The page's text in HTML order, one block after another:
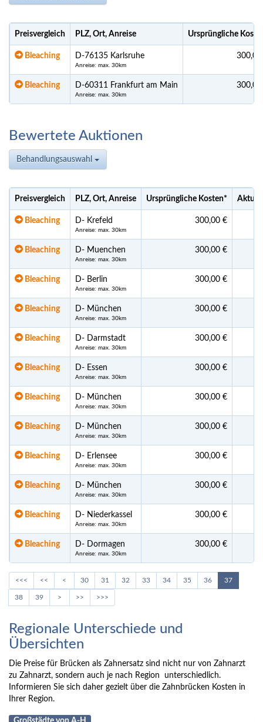
Preisvergleich PLZ, Ort, Anreise Ursprüngliche
Bleaching D-76135 Karlsruhe
Anreise: max. 30km
Bleaching D-60311 Frankfurt am Main
Anreise: max. 30km
Bewertete Auktionen
Behandlungsauswahl
Preisvergleich PLZ, Ort, Anreise Ursprüngliche Kosten*
Bleaching D- Krefeld
Anreise: max. 30km
300,00 €
Bleaching D- Muenchen
Anreise: max. 30km
300,00 €
Bleaching D- Berlin
Anreise: max. 30km
300,00 €
Bleaching D- München
Anreise: max. 30km
300,00 €
Bleaching D- Darmstadt
Anreise: max. 30km
300,00 €
Bleaching D- Essen
Anreise: max. 30km
300,00 €
Bleaching D- München
Anreise: max. 30km
300,00 €
Bleaching D- München
Anreise: max. 30km
300,00 €
Bleaching D- Erlensee
Anreise: max. 30km
300,00 €
Bleaching D- München
Anreise: max. 30km
300,00 €
Bleaching D- Niederkassel
Anreise: max. 30km
300,00 €
Bleaching D- Dormagen
Anreise: max. 30km
300,00 €
<<< << < 30 31 32 33 34 35 36 37
38 39 > >> >>>
Regionale Unterschiede und
Übersichten
Die Preise für Brücken als Zahnersatz sind nicht nur von Zahnarzt
zu Zahnarzt, sondern auch je nach Region unterschiedlich.
Informieren Sie sich daher gezielt über die Zahnbrücken Kosten in
Ihrer Region.